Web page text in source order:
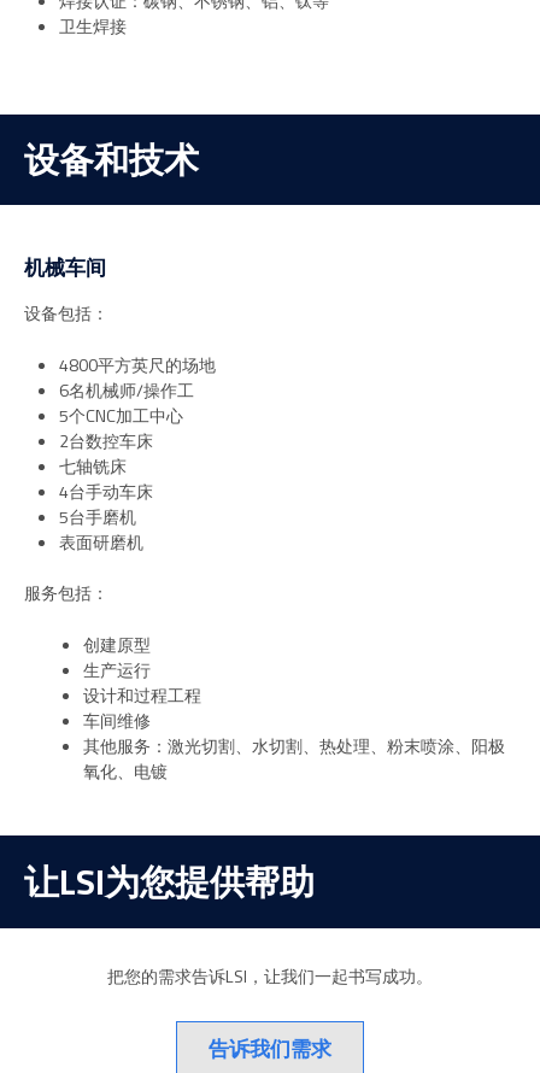
卫生焊接
设备和技术
机械车间
设备包括：
4800平方英尺的场地
6名机械师/操作工
5个CNC加工中心
2台数控车床
七轴铣床
4台手动车床
5台手磨机
表面研磨机
服务包括：
创建原型
生产运行
设计和过程工程
车间维修
其他服务：激光切割、水切割、热处理、粉末喷涂、阳极
氧化、电镀
让LSI为您提供帮助
把您的需求告诉LSI，让我们一起书写成功。
告诉我们需求